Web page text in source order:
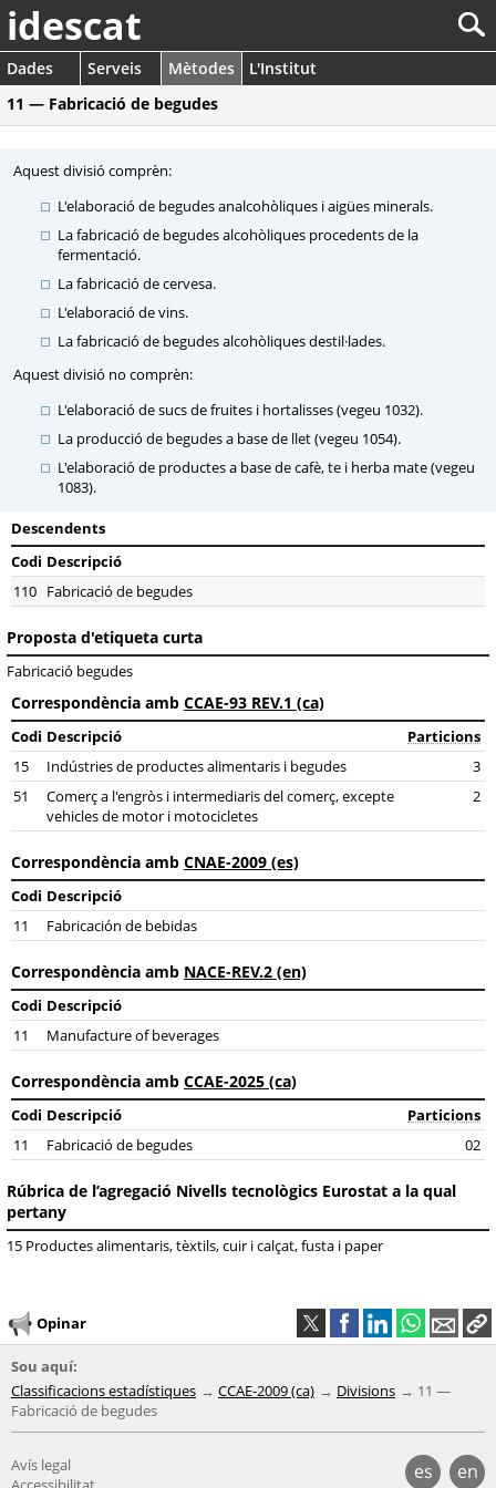
idescat
Dades Serveis Mètodes
L'Institut
11 — Fabricació de begudes
Aquest divisió comprèn:
L'elaboració de begudes analcohòliques i aigües minerals.
La fabricació de begudes alcohòliques procedents de la
fermentació.
La fabricació de cervesa.
L'elaboració de vins.
La fabricació de begudes alcohòliques destil·lades.
Aquest divisió no comprèn:
L'elaboració de sucs de fruites i hortalisses (vegeu 1032).
La producció de begudes a base de llet (vegeu 1054).
L'elaboració de productes a base de cafè, te i herba mate (vegeu
1083).
Descendents
Codi Descripció
110 Fabricació de begudes
Proposta d'etiqueta curta
Fabricació begudes
Correspondència amb CCAE-93 REV.1 (ca)
Codi Descripció
Particions
15
Indústries de productes alimentaris i begudes
3
51
Comerç a l'engròs i intermediaris del comerç, excepte
vehicles de motor i motocicletes
2
Correspondència amb CNAE-2009 (es)
Codi Descripció
11
Fabricación de bebidas
Correspondència amb NACE-REV.2 (en)
Codi Descripció
11
Manufacture of beverages
Correspondència amb CCAE-2025 (ca)
Codi Descripció
Particions
11
Fabricació de begudes 02
Rúbrica de l’agregació Nivells tecnològics Eurostat a la qual
pertany
15 Productes alimentaris, tèxtils, cuir i calçat, fusta i paper
Opinar
Sou aquí:
Classificacions estadístiques
CCAE-2009 (ca) Divisions
11 —
Fabricació de begudes
es en
Avís legal